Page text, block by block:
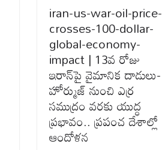
iran-us-war-oil-price-
crosses-100-dollar-
global-economy-
impact | 13వ రోజు
ఇరాన్‌పై వైమానిక దాడులు-
హోర్ముజ్ నుంచి ఎర్ర
సముద్రం వరకు యుద్ధ
ప్రభావం.. ప్రపంచ దేశాల్లో
ఆందోళన